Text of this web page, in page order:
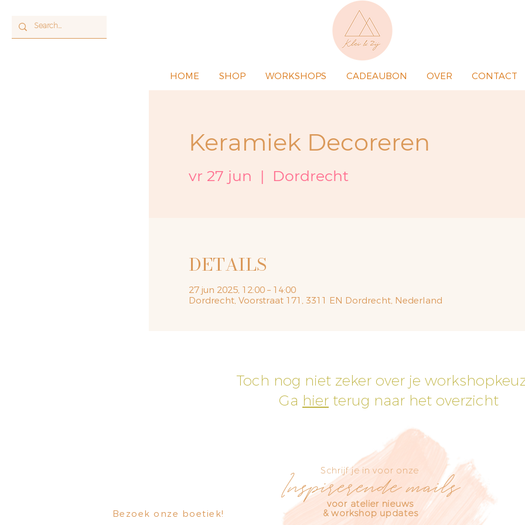
HOME SHOP WORKSHOPS CADEAUBON OVER CONTACT
Keramiek Decoreren
vr 27 jun
  |
Dordrecht
DETAILS
27 jun 2025, 12:00 – 14:00
Dordrecht, Voorstraat 171, 3311 EN Dordrecht, Nederland
Toch nog niet zeker over je
Ga hier terug naar het overzicht
Bezoek onze boetiek​!
Inspirerende mails
Schrijf je in voor onze
voor atelier nieuws
& workshop updates